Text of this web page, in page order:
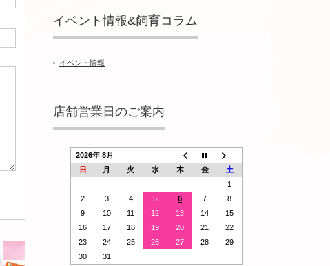
イベント情報&飼育コラム
イベント情報
店舗営業日のご案内
2026年 8月
日
月 火 水 木 金
土
1
2
3 4 5 6 7
8
9
10 11 12 13 14
15
16
17 18 19 20 21
22
23
24 25 26 27 28
29
30
31